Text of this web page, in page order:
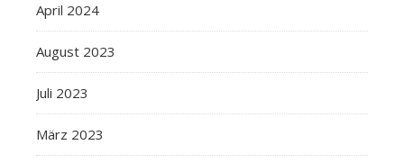
April 2024
August 2023
Juli 2023
März 2023